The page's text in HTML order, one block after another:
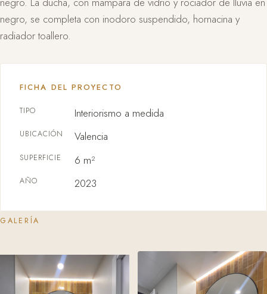
negro, se completa con inodoro suspendido, hornacina y
radiador toallero.
FICHA DEL PROYECTO
TIPO Interiorismo a medida
UBICACIÓN Valencia
SUPERFICIE 6 m²
AÑO 2023
GALERÍA